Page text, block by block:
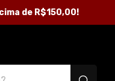
de R$150,00!